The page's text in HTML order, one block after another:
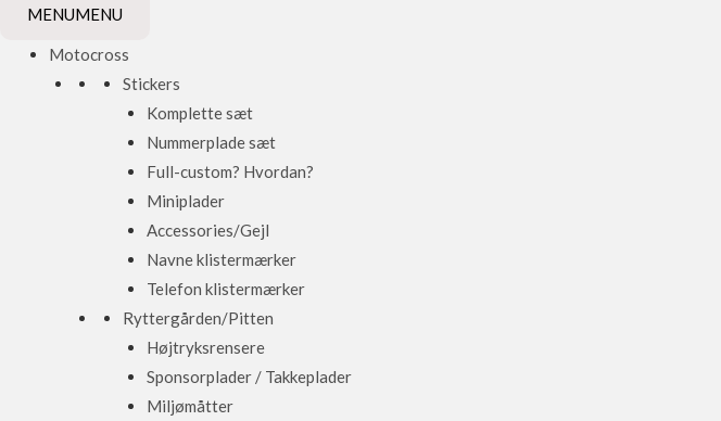
MENUMENU
Motocross
Stickers
Komplette sæt
Nummerplade sæt
Full-custom? Hvordan?
Miniplader
Accessories/Gejl
Navne klistermærker
Telefon klistermærker
Ryttergården/Pitten
Højtryksrensere
Sponsorplader / Takkeplader
Miljømåtter